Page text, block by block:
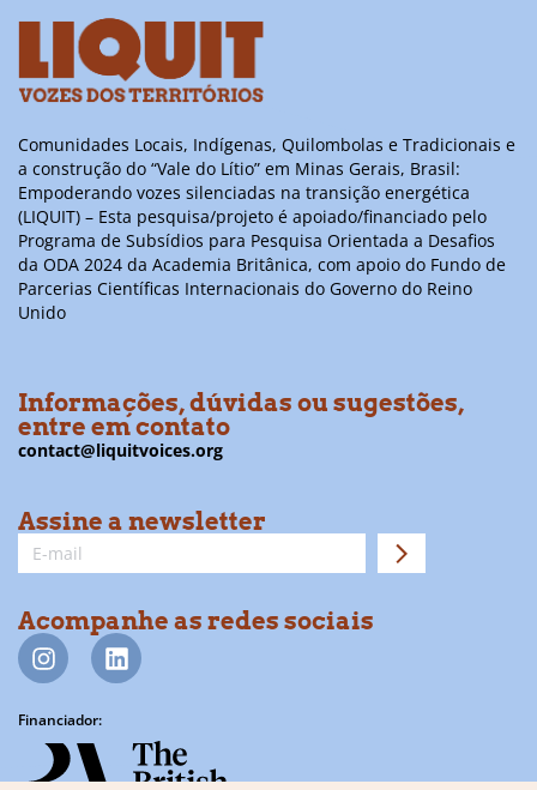
Comunidades Locais, Indígenas, Quilombolas e Tradicionais e
a construção do “Vale do Lítio” em Minas Gerais, Brasil:
Empoderando vozes silenciadas na transição energética
(LIQUIT) – Esta pesquisa/projeto é apoiado/financiado pelo
Programa de Subsídios para Pesquisa Orientada a Desafios
da ODA 2024 da Academia Britânica, com apoio do Fundo de
Parcerias Científicas Internacionais do Governo do Reino
Unido
Informações, dúvidas ou sugestões,
entre em contato
contact@liquitvoices.org
Assine a newsletter
Acompanhe as redes sociais
Financiador: